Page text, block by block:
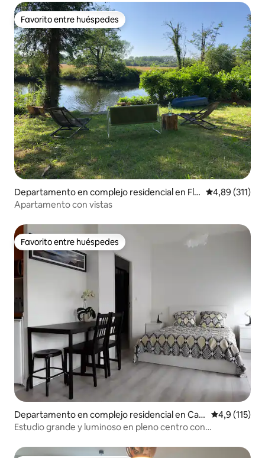
Favorito entre huéspedes
Favorito entre huéspedes
Departamento en complejo residencial en Fle
ury-sur-Orne
Calificación
4,89 (311)
Apartamento con vistas
Favorito entre huéspedes
Favorito entre huéspedes
Departamento en complejo residencial en Cae
n
Calificación
4,9 (115)
Estudio grande y luminoso en pleno centro con